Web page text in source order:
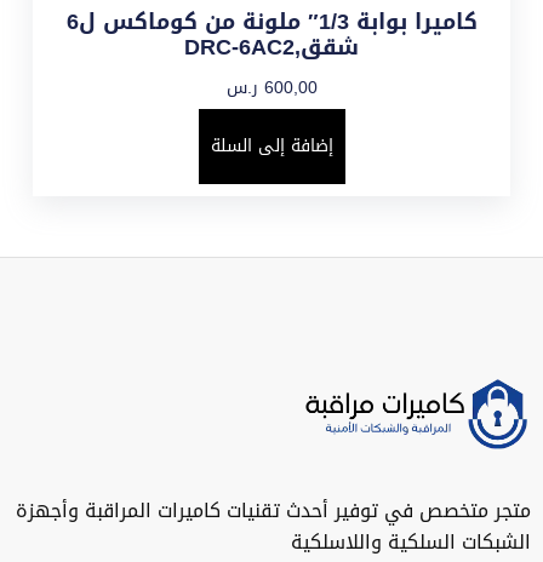
كاميرا بوابة 1/3″ ملونة من كوماكس ل6
شقق,DRC-6AC2
600,00 ر.س
إضافة إلى السلة
متجر متخصص في توفير أحدث تقنيات كاميرات المراقبة وأجهزة
الشبكات السلكية واللاسلكية